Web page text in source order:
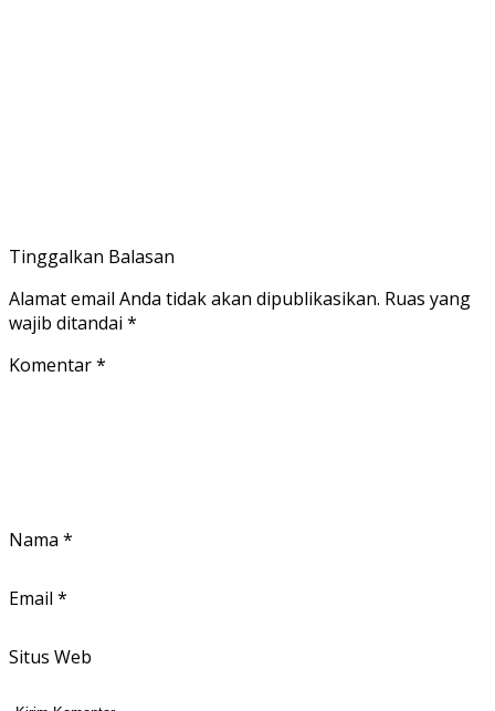
Tinggalkan Balasan
Alamat email Anda tidak akan dipublikasikan. Ruas yang
wajib ditandai *
Komentar*
Nama *
Email *
Situs Web